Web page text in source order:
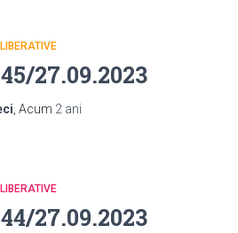
27.09.2023
, Acum 2 ani
27.09.2023